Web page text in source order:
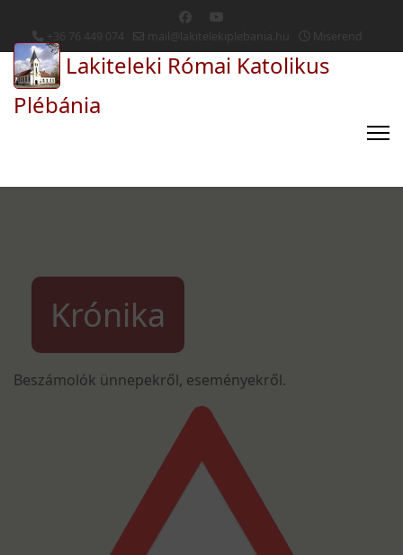
+36 76 449 074 mail@lakitelekiplebania.hu Miserend
Lakiteleki Római Katolikus
Plébánia
Krónika
Beszámolók ünnepekről, eseményekről.